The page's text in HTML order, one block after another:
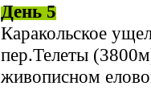
День 5
Каракольское
пер.Телеты
живописном